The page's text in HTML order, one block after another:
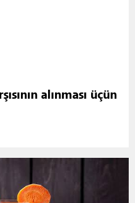
alınması üçün